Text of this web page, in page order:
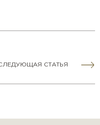
СТАТЬЯ